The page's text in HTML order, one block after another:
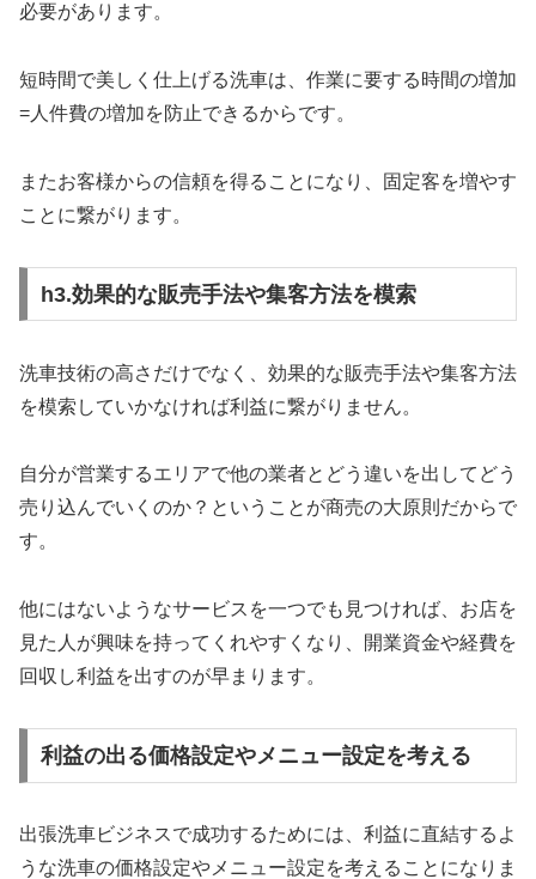
必要があります。
短時間で美しく仕上げる洗車は、作業に要する時間の増加
=人件費の増加を防止できるからです。
またお客様からの信頼を得ることになり、固定客を増やす
ことに繋がります。
h3.効果的な販売手法や集客方法を模索
洗車技術の高さだけでなく、効果的な販売手法や集客方法
を模索していかなければ利益に繋がりません。
自分が営業するエリアで他の業者とどう違いを出してどう
売り込んでいくのか？ということが商売の大原則だからで
す。
他にはないようなサービスを一つでも見つければ、お店を
見た人が興味を持ってくれやすくなり、開業資金や経費を
回収し利益を出すのが早まります。
利益の出る価格設定やメニュー設定を考える
出張洗車ビジネスで成功するためには、利益に直結するよ
うな洗車の価格設定やメニュー設定を考えることになりま